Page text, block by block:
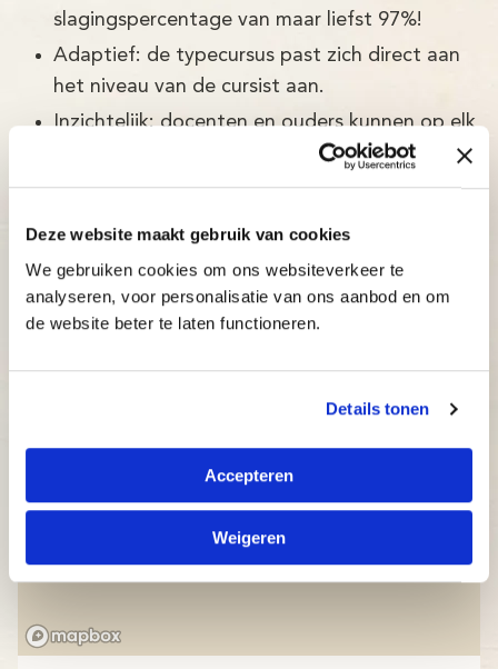
Deze website maakt gebruik van cookies
We gebruiken cookies om ons websiteverkeer te
analyseren, voor personalisatie van ons aanbod en om
de website beter te laten functioneren.
Details tonen
Accepteren
Weigeren
slagingspercentage van maar liefst 97%!
Adaptief: de typecursus past zich direct aan
het niveau van de cursist aan.
Inzichtelijk: docenten en ouders kunnen op elk
Betaalbaar: bekijk onze aantrekkelijke prijzen.